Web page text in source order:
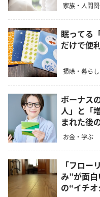
家族・人間
眠ってる
だけで便
掃除・暮らし
ボーナス
人」と「
まれた後
お金・学ぶ
「フロー
み”が面
の“イチ